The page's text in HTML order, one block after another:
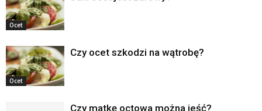
Ocet
Ocet
Czy ocet szkodzi na wątrobę?
Czy matkę octowa można jeść?